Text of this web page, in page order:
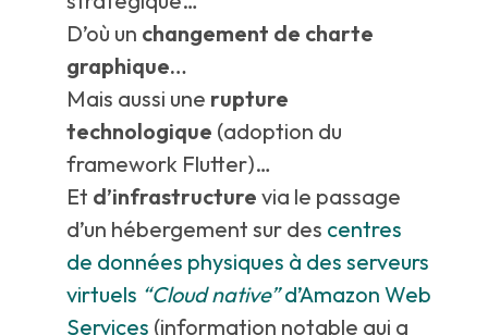
D’où un changement de charte
graphique…
Mais aussi une rupture
technologique (adoption du
framework Flutter)…
Et d’infrastructure via le passage
d’un hébergement sur des centres
de données physiques à des serveurs
virtuels “Cloud native”d’Amazon Web
Services (information notable qui a